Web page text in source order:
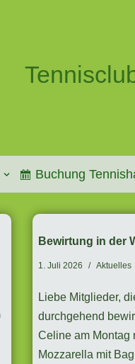
Buchung
Bewirtung in der
1. Juli 2026 Aktuelles
Liebe Mitglieder,
durchgehend
Celine am Montag
Mozzarella mit